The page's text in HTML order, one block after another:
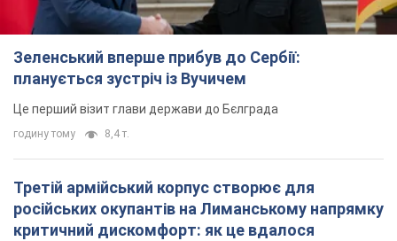
Зеленський вперше прибув до Сербії:
планується зустріч із Вучичем
Це перший візит глави держави до Бєлграда
годину тому 8,4 т.
Третій армійський корпус створює для
російських окупантів на Лиманському напрямку
критичний дискомфорт: як це вдалося